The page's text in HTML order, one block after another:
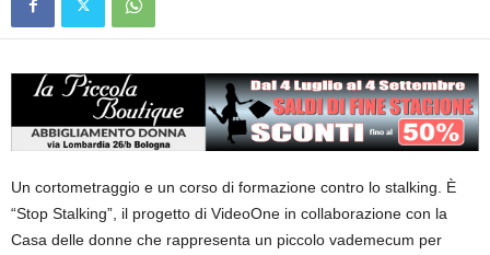
Un cortometraggio e un corso di formazione contro lo stalking. È
“Stop Stalking”, il progetto di VideoOne in collaborazione con la
Casa delle donne che rappresenta un piccolo vademecum per